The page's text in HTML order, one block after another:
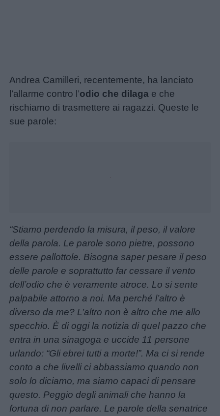
Menu
Schede
didattiche
Disegni
da
Andrea Camilleri, recentemente, ha lanciato
l’allarme contro l’odio che dilaga e che
rischiamo di trasmettere ai ragazzi. Queste le
sue parole:
“Stiamo perdendo la misura, il peso, il valore
della parola. Le parole sono pietre, possono
essere pallottole. Bisogna saper pesare il peso
delle parole e soprattutto far cessare il vento
dell’odio che è veramente atroce. Lo si sente
palpabile attorno a noi. Ma perché l’altro è
diverso da me? L’altro non è altro che me allo
specchio. È di oggi la notizia di quel pazzo che
entra in una sinagoga e uccide 11 persone
urlando: “Gli ebrei tutti a morte!”. Ma ci si rende
conto a che livelli ci abbassiamo quando non
solo lo diciamo, ma siamo capaci di pensare
questo. Peggio degli animali che hanno la
fortuna di non parlare. Le parole della senatrice